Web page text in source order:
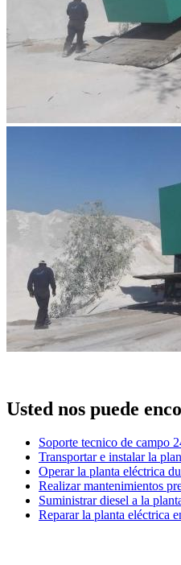
Usted nos puede
Soporte tecnico de campo
Transportar e instalar la
Operar la planta eléctrica
Realizar mantenimientos
Suministrar diesel a la
Reparar la planta eléctrica